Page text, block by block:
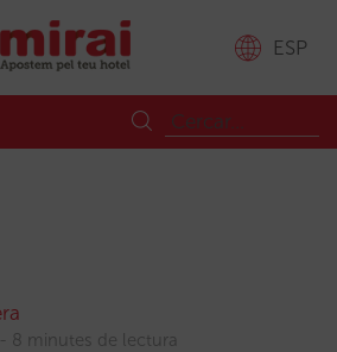
ESP
8 minutes de lectura